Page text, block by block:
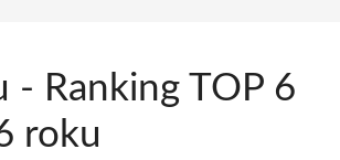
- Ranking TOP 6
roku